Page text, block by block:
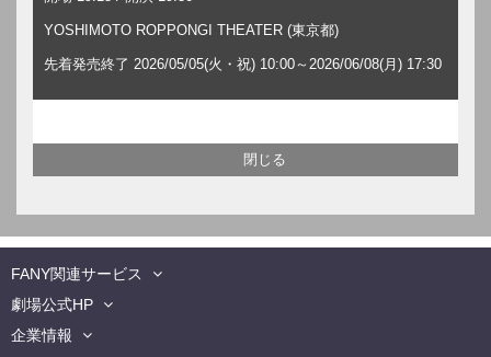
YOSHIMOTO ROPPONGI THEATER (東京都)
先着発売終了 2026/05/05(火・祝) 10:00～2026/06/08(月) 17:30
FANY関連サービス
劇場公式HP
企業情報